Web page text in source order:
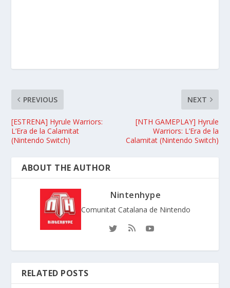
PREVIOUS
[ESTRENA] Hyrule Warriors:
L’Era de la Calamitat
(Nintendo Switch)
NEXT
[NTH GAMEPLAY] Hyrule
Warriors: L’Era de la
Calamitat (Nintendo Switch)
ABOUT THE AUTHOR
Nintenhype
Comunitat Catalana de Nintendo
RELATED POSTS